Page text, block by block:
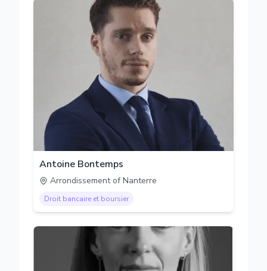
Antoine Bontemps
Arrondissement of Nanterre
Droit bancaire et boursier